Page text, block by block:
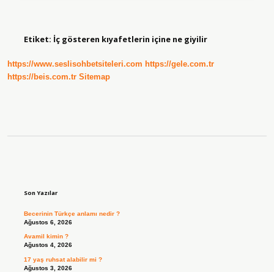
Etiket: İç gösteren kıyafetlerin içine ne giyilir
https://www.seslisohbetsiteleri.com https://gele.com.tr
https://beis.com.tr Sitemap
Son Yazılar
Becerinin Türkçe anlamı nedir ?
Ağustos 6, 2026
Avamil kimin ?
Ağustos 4, 2026
17 yaş ruhsat alabilir mi ?
Ağustos 3, 2026